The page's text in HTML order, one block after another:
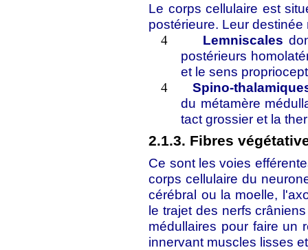
Le corps cellulaire est
postérieure. Leur
4 Lemniscales
postérieurs
et le sens
4
Spino-
du métamère
tact grossier et la
2.1.3. Fibres
Ce sont les voies
corps cellulaire du
cérébral ou la moelle,
le trajet des nerfs
médullaires pour faire un
innervant muscles lisses